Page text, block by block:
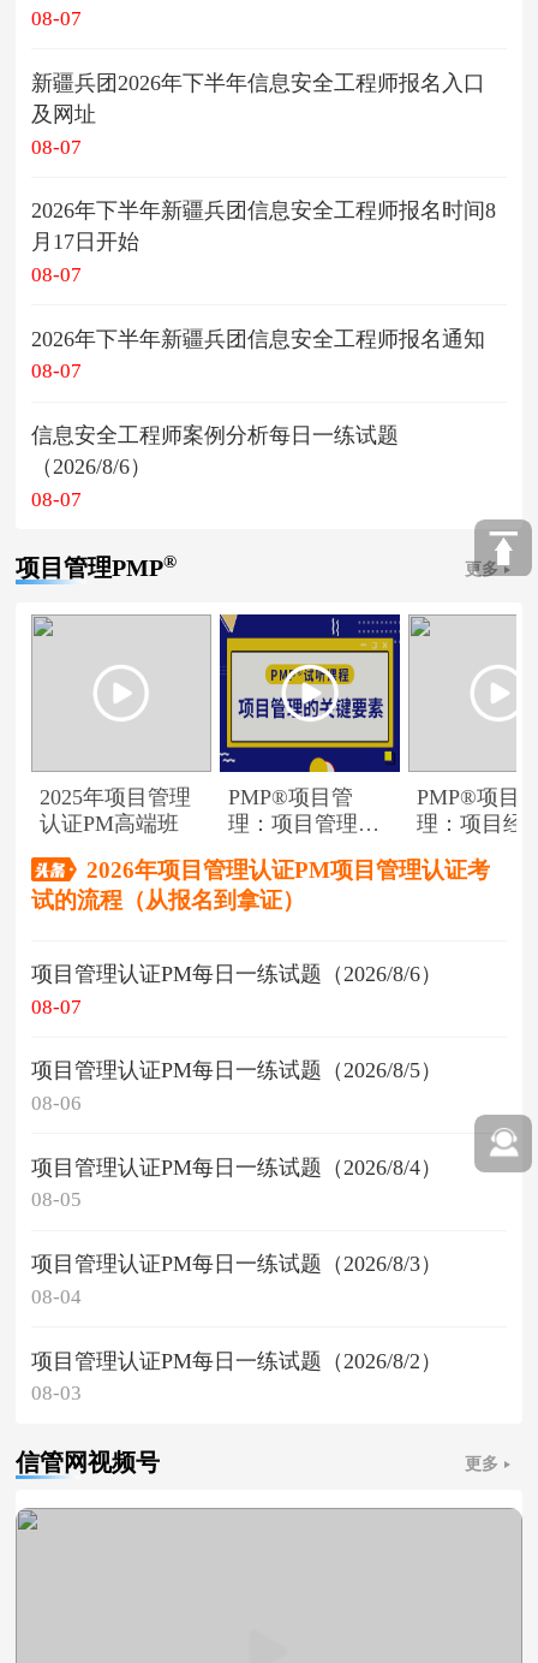
08-07
新疆兵团2026年下半年信息安全工程师报名入口
及网址
08-07
2026年下半年新疆兵团信息安全工程师报名时间8
月17日开始
08-07
2026年下半年新疆兵团信息安全工程师报名通知
08-07
信息安全工程师案例分析每日一练试题
（2026/8/6）
08-07
项目管理PMP® 更多
2025年项目管理
认证PM高端班
PMP®项目管
理：项目管理的
PMP®项目
理：项目经
2026年项目管理认证PM项目管理认证考
试的流程（从报名到拿证）
项目管理认证PM每日一练试题（2026/8/6）
08-07
项目管理认证PM每日一练试题（2026/8/5）
08-06
项目管理认证PM每日一练试题（2026/8/4）
08-05
项目管理认证PM每日一练试题（2026/8/3）
08-04
项目管理认证PM每日一练试题（2026/8/2）
08-03
信管网视频号 更多